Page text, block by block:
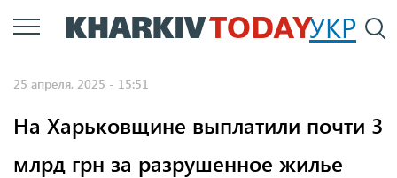
Перейти
к
УКР
25 апреля, 2025 - 15:51
На Харьковщине выплатили почти 3
млрд грн за разрушенное жилье